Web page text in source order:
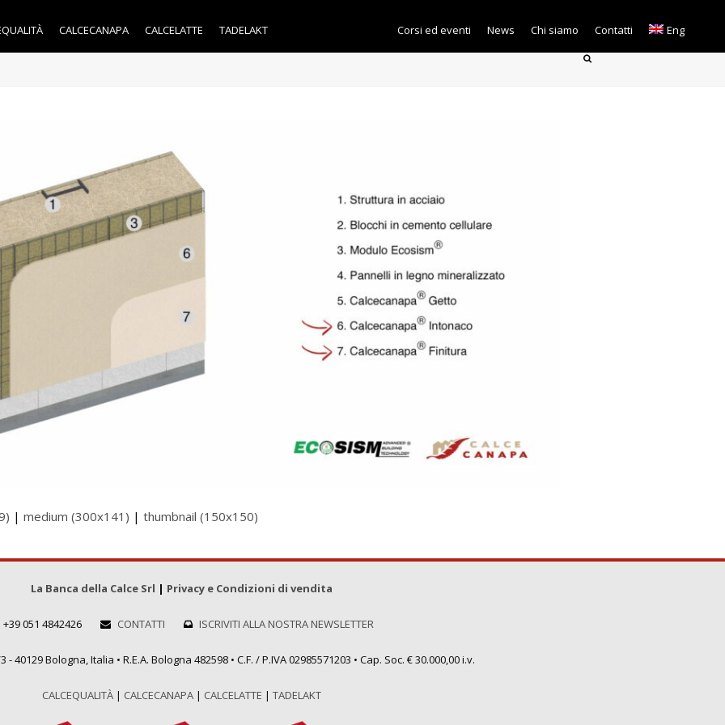
CALCECANAPA CALCELATTE TADELAKT Corsi ed eventi News Chi siamo Contatti Eng
| medium (300x141) | thumbnail (150x150)
La Banca della Calce Srl | Privacy e Condizioni di vendita
+39 051 4842426 CONTATTI ISCRIVITI ALLA NOSTRA NEWSLETTER
40129 Bologna, Italia • R.E.A. Bologna 482598 • C.F. / P.IVA 02985571203 • Cap. Soc. € 30.000,00 i.v.
CALCEQUALITÀ| CALCECANAPA| CALCELATTE | TADELAKT